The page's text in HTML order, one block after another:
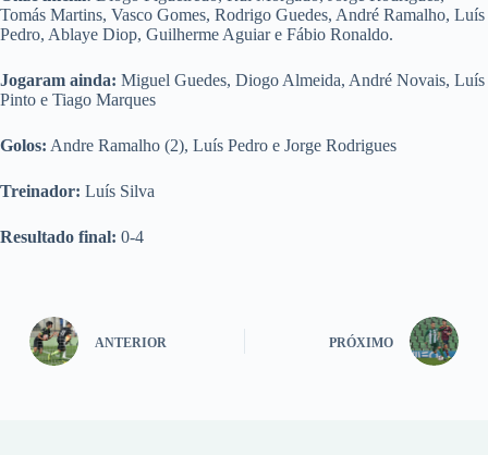
Tomás Martins, Vasco Gomes, Rodrigo Guedes, André Ramalho, Luís
Pedro, Ablaye Diop, Guilherme Aguiar e Fábio Ronaldo.
Jogaram ainda: Miguel Guedes, Diogo Almeida, André Novais, Luís
Pinto e Tiago Marques
Golos: Andre Ramalho (2), Luís Pedro e Jorge Rodrigues
Treinador: Luís Silva
Resultado final: 0-4
ANTERIOR PRÓXIMO